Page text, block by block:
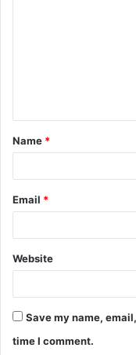
t
*
Name *
Email *
Website
Save my name,
time I comment.